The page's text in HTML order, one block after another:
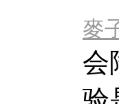
麥
会